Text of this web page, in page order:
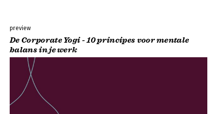
preview
De Corporate Yogi - 10 principes voor mentale
balans in je werk